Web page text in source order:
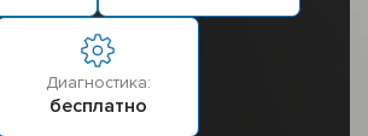
Диагностика:
бесплатно